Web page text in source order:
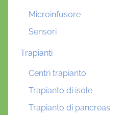
Microinfusore
Sensori
Trapianti
Centri trapianto
Trapianto di isole
Trapianto di pancreas